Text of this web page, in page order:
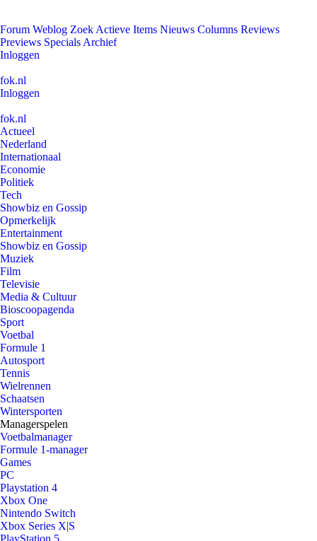
Forum Weblog Zoek Actieve Items Nieuws Columns Reviews
Previews Specials Archief
Inloggen
fok.nl
Inloggen
fok.nl
Actueel
Nederland
Internationaal
Economie
Politiek
Tech
Showbiz en Gossip
Opmerkelijk
Entertainment
Showbiz en Gossip
Muziek
Film
Televisie
Media & Cultuur
Bioscoopagenda
Sport
Voetbal
Formule 1
Autosport
Tennis
Wielrennen
Schaatsen
Wintersporten
Managerspelen
Voetbalmanager
Formule 1-manager
Games
PC
Playstation 4
Xbox One
Nintendo Switch
Xbox Series X|S
PlayStation 5